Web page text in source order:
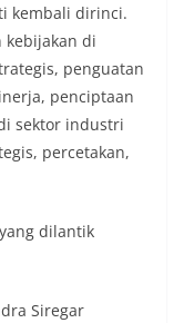
kembali dirinci.
kebijakan di
penguatan
penciptaan
sektor industri
percetakan,
dilantik
Siregar